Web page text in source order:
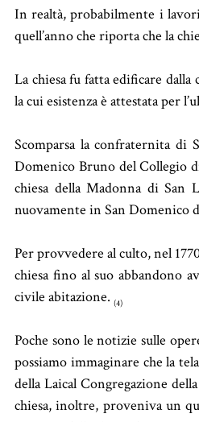
In realtà, probabilmente i
quell’anno che riporta che la
La chiesa fu fatta edificare
la cui esistenza è attestata per
Scomparsa la confraternita di
Domenico Bruno del Collegio
chiesa della Madonna di San
nuovamente in San Domenico
Per provvedere al culto, nel
chiesa fino al suo abbandono
civile abitazione. (4)
Poche sono le notizie sulle
possiamo immaginare che la
della Laical Congregazione
chiesa, inoltre, proveniva un